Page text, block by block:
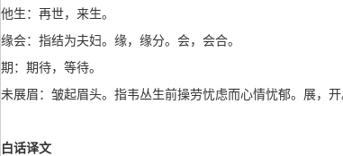
他生：再世，来生。
缘会：指结为夫妇。缘，缘分。会，会合。
期：期待，等待。
未展眉：皱起眉头。指韦丛生前操劳忧虑而心情忧郁。展，开
白话译文